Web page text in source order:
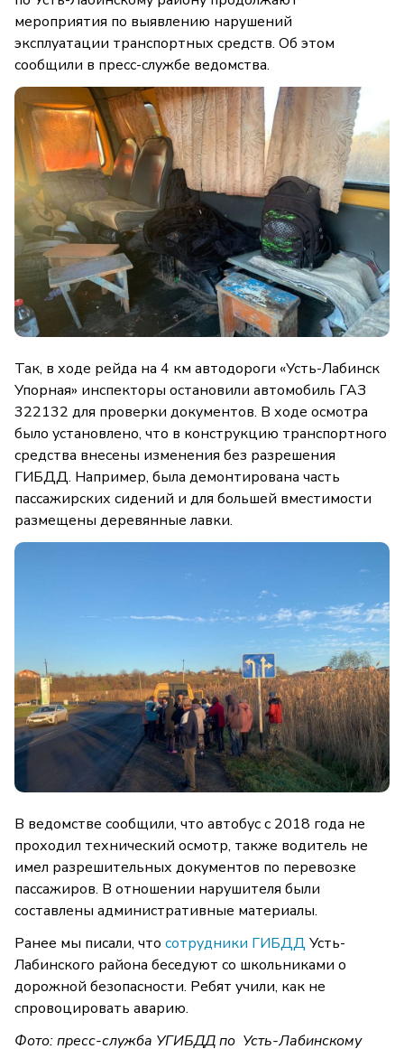
мероприятия по выявлению нарушений
эксплуатации транспортных средств. Об этом
сообщили в пресс-службе ведомства.
Так, в ходе рейда на 4 км автодороги «Усть-Лабинск
Упорная» инспекторы остановили автомобиль ГАЗ
322132 для проверки документов. В ходе осмотра
было установлено, что в конструкцию транспортного
средства внесены изменения без разрешения
ГИБДД. Например, была демонтирована часть
пассажирских сидений и для большей вместимости
размещены деревянные лавки.
В ведомстве сообщили, что автобус с 2018 года не
проходил технический осмотр, также водитель не
имел разрешительных документов по перевозке
пассажиров. В отношении нарушителя были
составлены административные материалы.
Ранее мы писали, что сотрудники ГИБДД Усть-
Лабинского района беседуют со школьниками о
дорожной безопасности. Ребят учили, как не
спровоцировать аварию.
Фото: пресс-служба УГИБДД по Усть-Лабинскому